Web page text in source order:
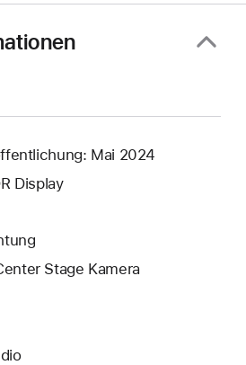
Mai 2024
Display
Stage Kamera